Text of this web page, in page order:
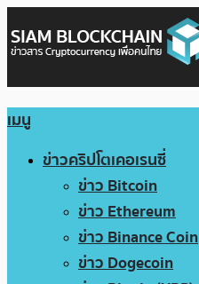
เมนู
ข่าวคริปโตเคอเรนซี่
ข่าว Bitcoin
ข่าว Ethereum
ข่าว Binance Coin
ข่าว Dogecoin